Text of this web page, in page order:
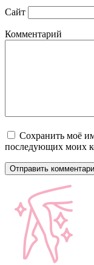
Сайт
Комментарий
Сохранить моё
последующих моих